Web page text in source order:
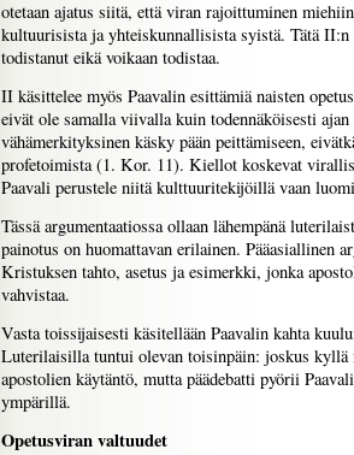
otetaan ajatus siitä, että viran rajoittuminen
kultuurisista ja yhteiskunnallisista syistä. Tätä II:n
todistanut eikä voikaan todistaa.
II käsittelee myös Paavalin esittämiä naisten
eivät ole samalla viivalla kuin todennäköisesti
vähämerkityksinen käsky pään peittämiseen,
profetoimista (1. Kor. 11). Kiellot koskevat
Paavali perustele niitä kulttuuritekijöillä vaan
Tässä argumentaatiossa ollaan lähempänä
painotus on huomattavan erilainen. Pääasiallinen
Kristuksen tahto, asetus ja esimerkki, jonka
vahvistaa.
Vasta toissijaisesti käsitellään Paavalin kahta
Luterilaisilla tuntui olevan toisinpäin: joskus
apostolien käytäntö, mutta päädebatti pyörii
ympärillä.
Opetusviran valtuudet